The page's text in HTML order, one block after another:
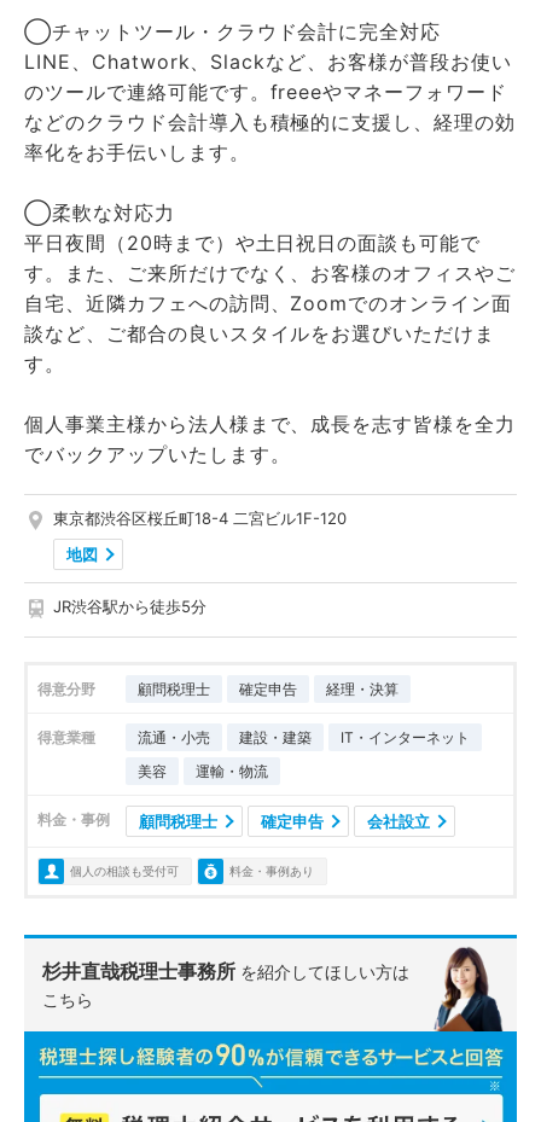
◯チャットツール・クラウド会計に完全対応
LINE、Chatwork、Slackなど、お客様が普段お使い
のツールで連絡可能です。freeeやマネーフォワード
などのクラウド会計導入も積極的に支援し、経理の効
率化をお手伝いします。
◯柔軟な対応力
平日夜間（20時まで）や土日祝日の面談も可能で
す。また、ご来所だけでなく、お客様のオフィスやご
自宅、近隣カフェへの訪問、Zoomでのオンライン面
談など、ご都合の良いスタイルをお選びいただけま
す。
個人事業主様から法人様まで、成長を志す皆様を全力
でバックアップいたします。
東京都渋谷区桜丘町18-4 二宮ビル1F-120
地図
JR渋谷駅から徒歩5分
得意分野 顧問税理士 確定申告 経理・決算
得意業種 流通・小売 建設・建築
IT・インターネット
美容
運輸・物流
料金・事例 顧問税理士 確定申告 会社設立
個人の相談も受付可 料金・事例あり
杉井直哉税理士事務所 を紹介してほしい方は
こちら